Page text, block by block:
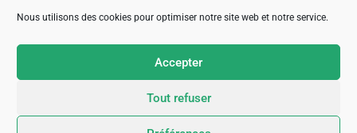
Nous utilisons des cookies pour optimiser notre site web et notre service.
Accepter
Tout refuser
RGPD
En cochant cette case, vous acceptez de recevoir
des informations de la part de l'ACIT
M'inscrire